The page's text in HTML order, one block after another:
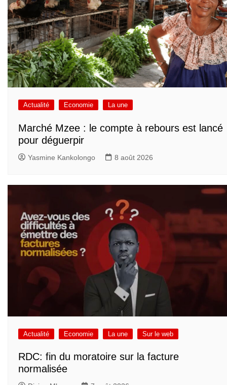
Actualité Economie La une
Marché Mzee : le compte à rebours est lancé
pour déguerpir
Yasmine Kankolongo 8 août 2026
Actualité Economie La une Sur le web
RDC: fin du moratoire sur la facture
normalisée